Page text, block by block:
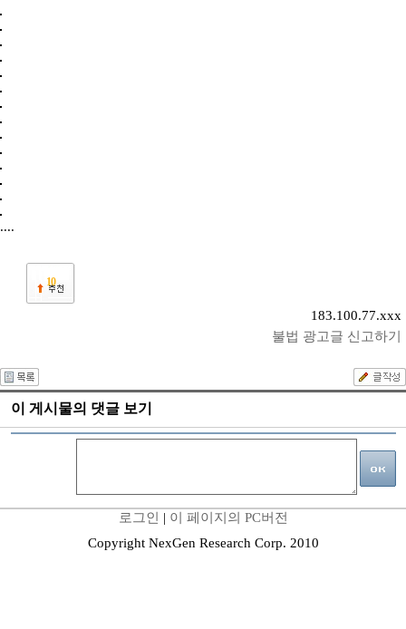
....
10
183.100.77.xxx
불법 광고글 신고하기
이 게시물의 댓글 보기
로그인 | 이 페이지의 PC버전
Copyright NexGen Research Corp. 2010